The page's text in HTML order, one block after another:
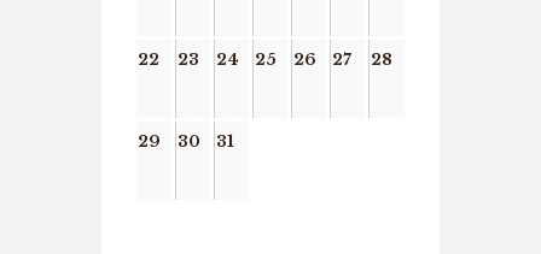
22 23 24 25 26 27 28
29 30 31